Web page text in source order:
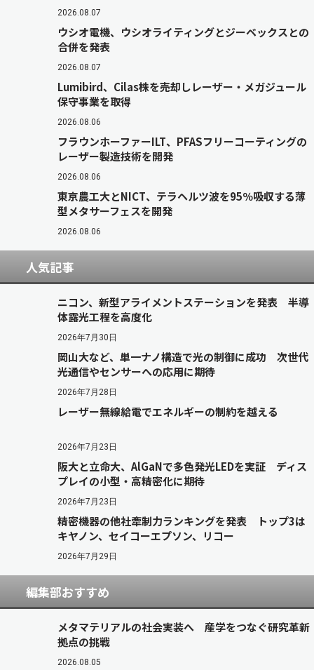
2026.08.07
ウシオ電機、ウシオライティングとジーベックスとの
合併を発表
2026.08.07
Lumibird、Cilas株を売却しレーザー・メガジュール
保守事業を取得
2026.08.06
フラウンホーファーILT、PFASフリーコーティングの
レーザー製造技術を開発
2026.08.06
東京農工大とNICT、テラヘルツ波を95％吸収する薄
型メタサーフェスを開発
2026.08.06
人気記事
ニコン、新型アライメントステーションを発表 半導
体露光工程を高度化
2026年7月30日
岡山大など、単一ナノ構造で光の制御に成功 次世代
光通信やセンサーへの応用に期待
2026年7月28日
レーザー無線給電でエネルギーの制約を越える
2026年7月23日
阪大と立命大、AlGaNで多色発光LEDを実証 ディス
プレイの小型・高精密化に期待
2026年7月23日
精密機器の他社牽制力ランキングを発表 トップ3は
キヤノン、セイコーエプソン、リコー
2026年7月29日
編集部おすすめ
メタマテリアルの社会実装へ 産学をつなぐ研究革新
拠点の挑戦
2026.08.05